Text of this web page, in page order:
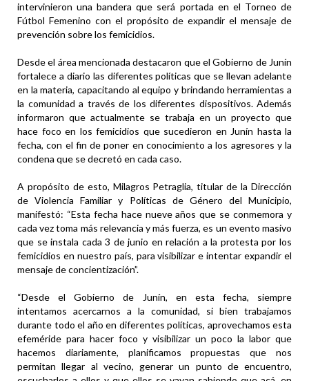
intervinieron una bandera que será portada en el Torneo de
Fútbol Femenino con el propósito de expandir el mensaje de
prevención sobre los femicidios.
Desde el área mencionada destacaron que el Gobierno de Junín
fortalece a diario las diferentes políticas que se llevan adelante
en la materia, capacitando al equipo y brindando herramientas a
la comunidad a través de los diferentes dispositivos. Además
informaron que actualmente se trabaja en un proyecto que
hace foco en los femicidios que sucedieron en Junín hasta la
fecha, con el fin de poner en conocimiento a los agresores y la
condena que se decretó en cada caso.
A propósito de esto, Milagros Petraglia, titular de la Dirección
de Violencia Familiar y Políticas de Género del Municipio,
manifestó: “Esta fecha hace nueve años que se conmemora y
cada vez toma más relevancia y más fuerza, es un evento masivo
que se instala cada 3 de junio en relación a la protesta por los
femicidios en nuestro país, para visibilizar e intentar expandir el
mensaje de concientización”.
“Desde el Gobierno de Junín, en esta fecha, siempre
intentamos acercarnos a la comunidad, si bien trabajamos
durante todo el año en diferentes políticas, aprovechamos esta
efeméride para hacer foco y visibilizar un poco la labor que
hacemos diariamente, planificamos propuestas que nos
permitan llegar al vecino, generar un punto de encuentro,